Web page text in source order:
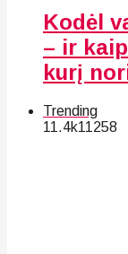
Kodėl
– ir
kurį
Trending
11.4k11258